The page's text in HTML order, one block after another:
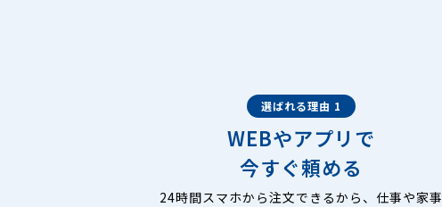
選ばれる理由 1
WEBやアプリで
今すぐ頼める
24時間スマホから注文できるから、仕事や家事